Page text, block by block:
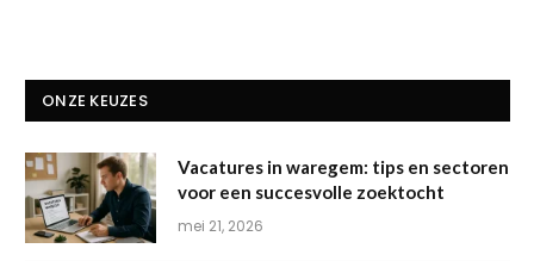
ONZE KEUZES
Vacatures in waregem: tips en sectoren
voor een succesvolle zoektocht
mei 21, 2026